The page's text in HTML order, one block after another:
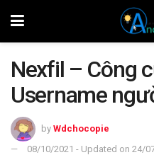
Nexfil – Công
Username
by Wdchocopie
08/10/2021 - Updated on 24/